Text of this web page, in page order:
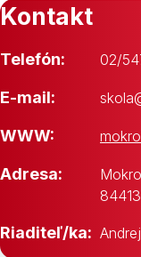
Kontakt
Telefón: 02/
E-mail:
WWW:
Adresa:
Riaditeľ/ka: